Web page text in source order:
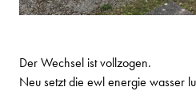
Der Wechsel ist vollzogen.
Neu setzt die ewl energie wasser